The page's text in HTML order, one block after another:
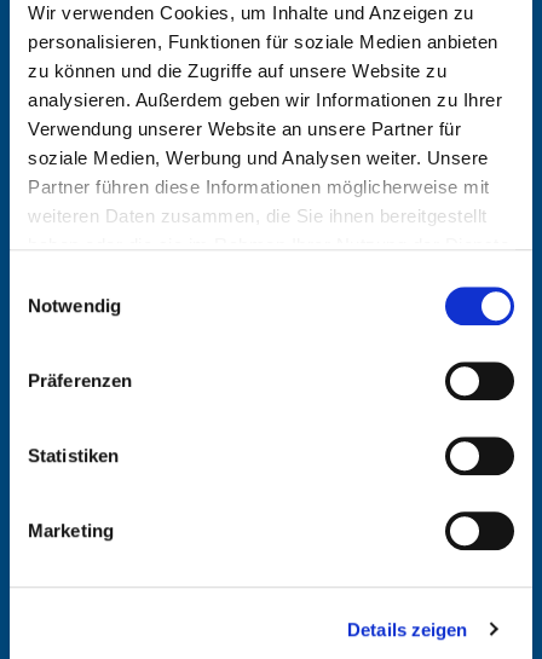
Wir verwenden Cookies, um Inhalte und Anzeigen zu
personalisieren, Funktionen für soziale Medien anbieten
zu können und die Zugriffe auf unsere Website zu
analysieren. Außerdem geben wir Informationen zu Ihrer
Verwendung unserer Website an unsere Partner für
soziale Medien, Werbung und Analysen weiter. Unsere
Partner führen diese Informationen möglicherweise mit
weiteren Daten zusammen, die Sie ihnen bereitgestellt
Datenschutzhinweise
Notwendig
Präferenzen
Statistiken
Marketing
Details zeigen
assfinet ermöglicht Ihnen
als Versicherer
digitaler zu werden
Fordern Sie mehr Informationen an und